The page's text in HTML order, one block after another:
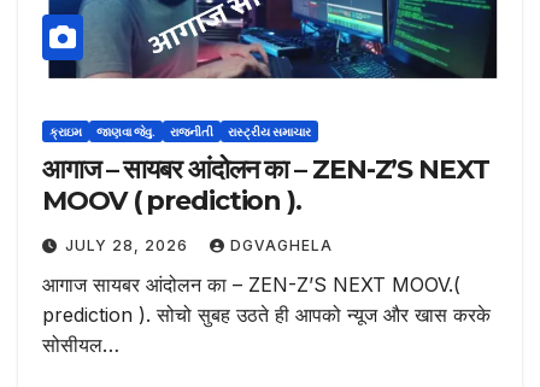
ક્રાઇમ જાણવા જેવુ. રાજનીતી રાસ્ટ્રીય સમાચાર
आगाज – सायबर आंदोलन का – ZEN-Z’S NEXT
MOOV ( prediction ).
JULY 28, 2026 DGVAGHELA
आगाज सायबर आंदोलन का – ZEN-Z’S NEXT MOOV.(
prediction ). सोचो सुबह उठते ही आपको न्यूज और खास करके
सोसीयल…